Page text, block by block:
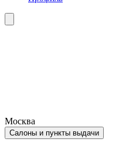
Москва
Салоны и пункты выдачи